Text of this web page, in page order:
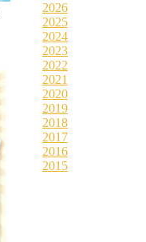
2026
2025
2024
2023
2022
2021
2020
2019
2018
2017
2016
2015